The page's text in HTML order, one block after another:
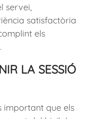
servei,
satisfactòria
els
LA SESSIÓ
important que els